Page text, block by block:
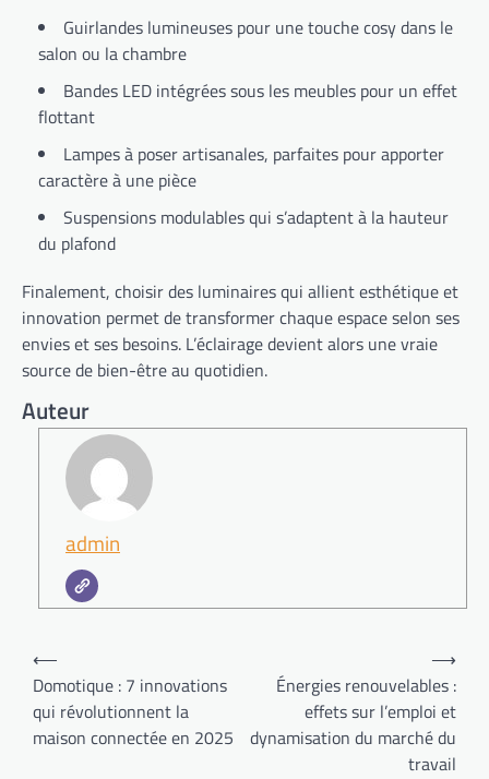
Guirlandes lumineuses pour une touche cosy dans le
salon ou la chambre
Bandes LED intégrées sous les meubles pour un effet
flottant
Lampes à poser artisanales, parfaites pour apporter
caractère à une pièce
Suspensions modulables qui s’adaptent à la hauteur
du plafond
Finalement, choisir des luminaires qui allient esthétique et
innovation permet de transformer chaque espace selon ses
envies et ses besoins. L’éclairage devient alors une vraie
source de bien-être au quotidien.
Auteur
admin
Navigation
de
l’article
⟵
Domotique : 7 innovations
qui révolutionnent la
maison connectée en 2025
Énergies renouvelables :
effets sur l’emploi et
dynamisation du marché du
travail
⟶